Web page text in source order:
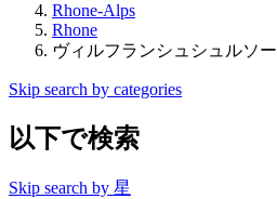
Rhone-Alps
Rhone
ヴィルフランシュシュルソ
Skip search by categories
以下で検索
Skip search by 星